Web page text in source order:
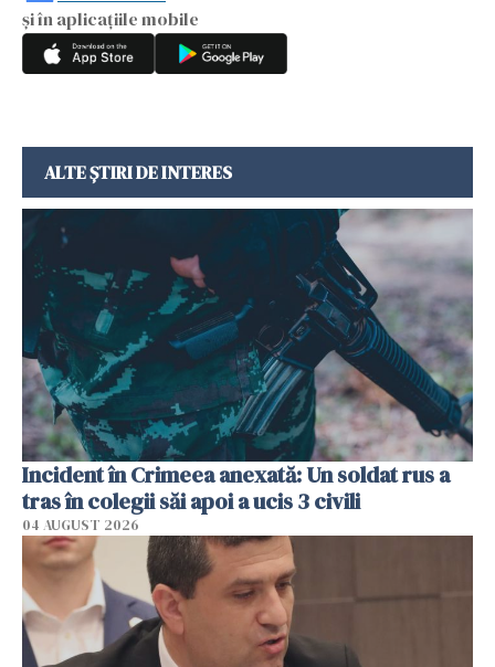
și în aplicațiile mobile
ALTE ȘTIRI DE INTERES
Incident în Crimeea anexată: Un soldat rus a
tras în colegii săi apoi a ucis 3 civili
04 AUGUST 2026